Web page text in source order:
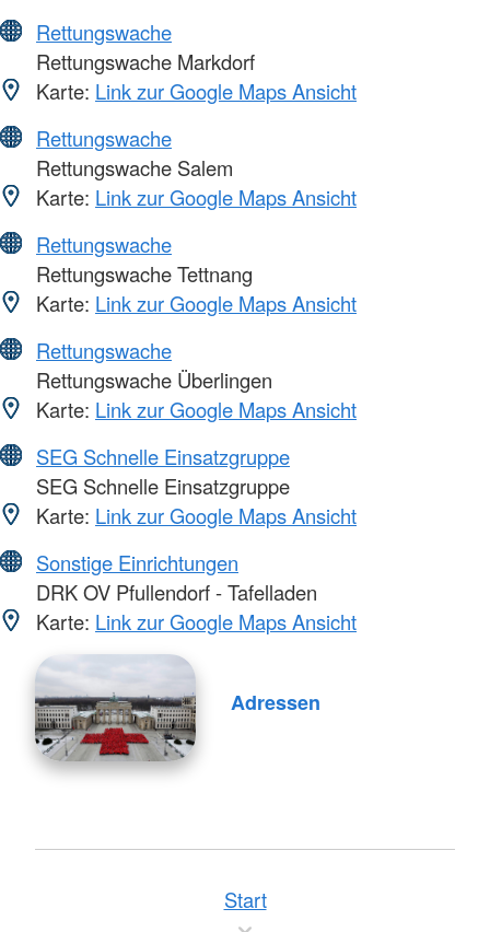
Rettungswache
Rettungswache Markdorf
Karte: Link zur Google Maps Ansicht
Rettungswache
Rettungswache Salem
Karte: Link zur Google Maps Ansicht
Rettungswache
Rettungswache Tettnang
Karte: Link zur Google Maps Ansicht
Rettungswache
Rettungswache Überlingen
Karte: Link zur Google Maps Ansicht
SEG Schnelle Einsatzgruppe
SEG Schnelle Einsatzgruppe
Karte: Link zur Google Maps Ansicht
Sonstige Einrichtungen
DRK OV Pfullendorf - Tafelladen
Karte: Link zur Google Maps Ansicht
Adressen
Start